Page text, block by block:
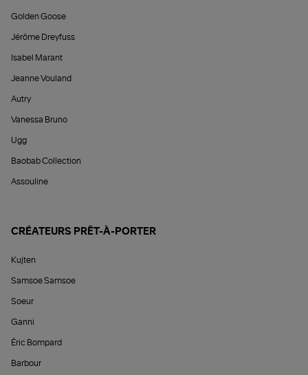
Golden Goose
Jérôme Dreyfuss
Isabel Marant
Jeanne Vouland
Autry
Vanessa Bruno
Ugg
Baobab Collection
Assouline
CRÉATEURS PRÊT-À-PORTER
Kujten
Samsoe Samsoe
Soeur
Ganni
Éric Bompard
Barbour